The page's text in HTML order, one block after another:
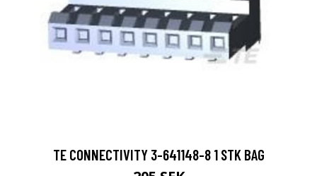
TE CONNECTIVITY 3-641148-8 1 STK BAG